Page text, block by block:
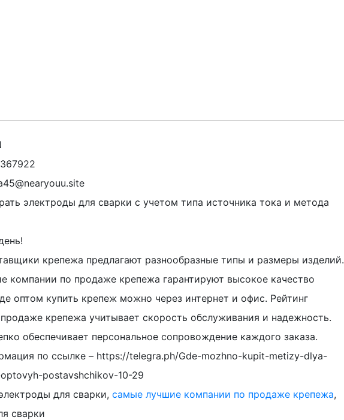
электроды для сварки с учетом типа источника тока и метода
крепежа предлагают разнообразные типы и размеры изделий.
компании по продаже крепежа гарантируют высокое качество
оптом купить крепеж можно через интернет и офис. Рейтинг
крепежа учитывает скорость обслуживания и надежность.
обеспечивает персональное сопровождение каждого заказа.
по ссылке – https://telegra.ph/Gde-mozhno-kupit-metizy-dlya-
postavshchikov-10-29
для сварки, самые лучшие компании по продаже крепежа,
сварки